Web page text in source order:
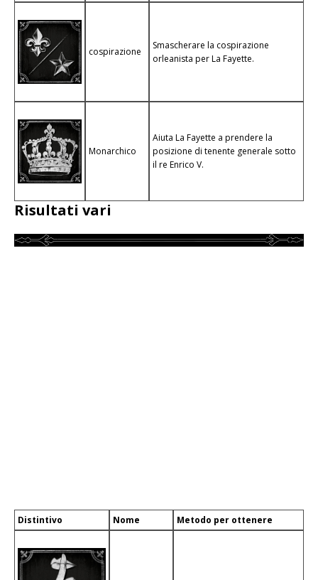
cospirazione
Smascherare la cospirazione
orleanista per La Fayette.
Monarchico
Aiuta La Fayette a prendere la
posizione di tenente generale sotto
il re Enrico V.
Risultati vari
Distintivo Nome Metodo per ottenere